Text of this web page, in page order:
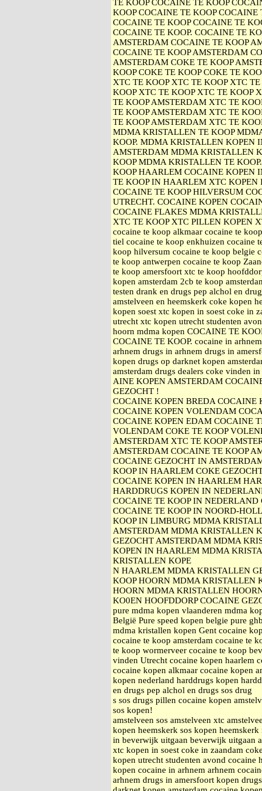
TE KOOP COCAINE TE KOOP
KOOP COCAINE TE KOOP
COCAINE TE KOOP COCAINE TE
COCAINE TE KOOP. COCAINE TE
AMSTERDAM COCAINE TE KOOP
COCAINE TE KOOP AMSTERDAM
AMSTERDAM COKE TE KOOP
KOOP COKE TE KOOP COKE TE
XTC TE KOOP XTC TE KOOP XTC
KOOP XTC TE KOOP XTC TE KOOP
TE KOOP AMSTERDAM XTC TE
TE KOOP AMSTERDAM XTC TE
TE KOOP AMSTERDAM XTC TE
MDMA KRISTALLEN TE KOOP
KOOP. MDMA KRISTALLEN KOPEN
AMSTERDAM MDMA KRISTALLEN
KOOP MDMA KRISTALLEN TE
KOOP HAARLEM COCAINE KOPEN
TE KOOP IN HAARLEM XTC
COCAINE TE KOOP HILVERSUM
UTRECHT. COCAINE KOPEN
COCAINE FLAKES MDMA
XTC TE KOOP XTC PILLEN KOPEN
cocaine te koop alkmaar cocaine te
tiel cocaine te koop enkhuizen cocaine
koop hilversum cocaine te koop belgie
te koop antwerpen cocaine te koop
te koop amersfoort xtc te koop
kopen amsterdam 2cb te koop
testen drank en drugs pep alchol en
amstelveen en heemskerk coke kopen
kopen soest xtc kopen in soest coke in
utrecht xtc kopen utrecht studenten
hoorn mdma kopen COCAINE TE
COCAINE TE KOOP. cocaine in
arhnem drugs in arhnem drugs in
kopen drugs op darknet kopen
amsterdam drugs dealers coke vinden
AINE KOPEN AMSTERDAM
GEZOCHT !
COCAINE KOPEN BREDA
COCAINE KOPEN VOLENDAM
COCAINE KOPEN EDAM COCAINE
VOLENDAM COKE TE KOOP
AMSTERDAM XTC TE KOOP
AMSTERDAM COCAINE TE KOOP
COCAINE GEZOCHT IN
KOOP IN HAARLEM COKE
COCAINE KOPEN IN HAARLEM
HARDDRUGS KOPEN IN
COCAINE TE KOOP IN
COCAINE TE KOOP IN NOORD-
KOOP IN LIMBURG MDMA
AMSTERDAM MDMA KRISTALLEN
GEZOCHT AMSTERDAM MDMA
KOPEN IN HAARLEM MDMA
KRISTALLEN KOPE
N HAARLEM MDMA KRISTALLEN
KOOP HOORN MDMA KRISTALLEN
HOORN MDMA KRISTALLEN
KO0EN HOOFDDORP COCAINE
pure mdma kopen vlaanderen mdma
België Pure speed kopen belgie pure
mdma kristallen kopen Gent cocaine
cocaine te koop amsterdam cocaine te
te koop wormerveer cocaine te koop
vinden Utrecht cocaine kopen haarlem
cocaine kopen alkmaar cocaine kopen
kopen nederland harddrugs kopen
en drugs pep alchol en drugs sos drug
s sos drugs pillen cocaine kopen
sos kopen!
amstelveen sos amstelveen xtc
kopen heemskerk sos kopen
in beverwijk uitgaan beverwijk uitgaan
xtc kopen in soest coke in zaandam
kopen utrecht studenten avond
kopen cocaine in arhnem arhnem
arhnem drugs in amersfoort kopen